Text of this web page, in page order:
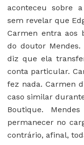
aconteceu sobre
sem revelar que
Carmen entra aos
do doutor
diz que ela
conta particular.
fez nada. Carmen
caso similar
Boutique.
permanecer no
contrário, afinal,